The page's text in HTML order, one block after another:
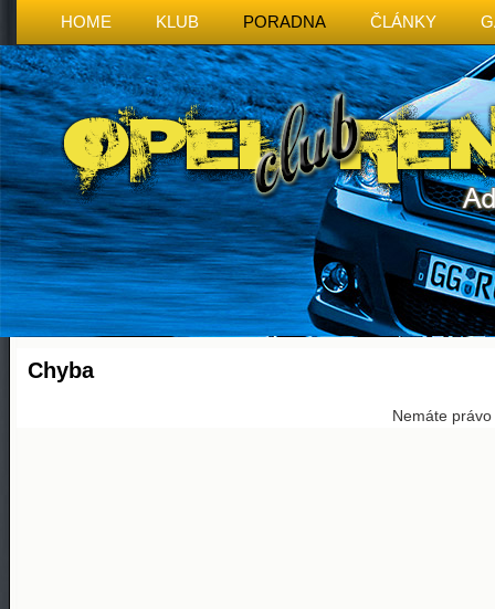
HOME KLUB PORADNA ČLÁNKY
Chyba
Nemáte